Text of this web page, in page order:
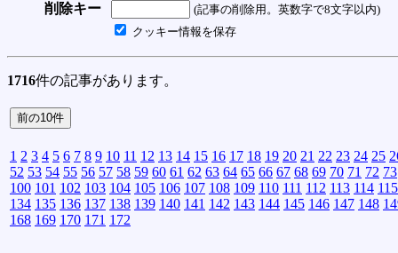
削除キー
(記事の削除用。英数字で8文字以内)
クッキー情報を保存
1716件の記事があります。
1 2 3 4 5 6 7 8 9 10 11 12 13 14 15 16 17 18 19 20 21 22 23 24 25
52 53 54 55 56 57 58 59 60 61 62 63 64 65 66 67 68 69 70 71 72 73
100 101 102 103 104 105 106 107 108 109 110 111 112 113 114 115
134 135 136 137 138 139 140 141 142 143 144 145 146 147 148
168 169 170 171 172